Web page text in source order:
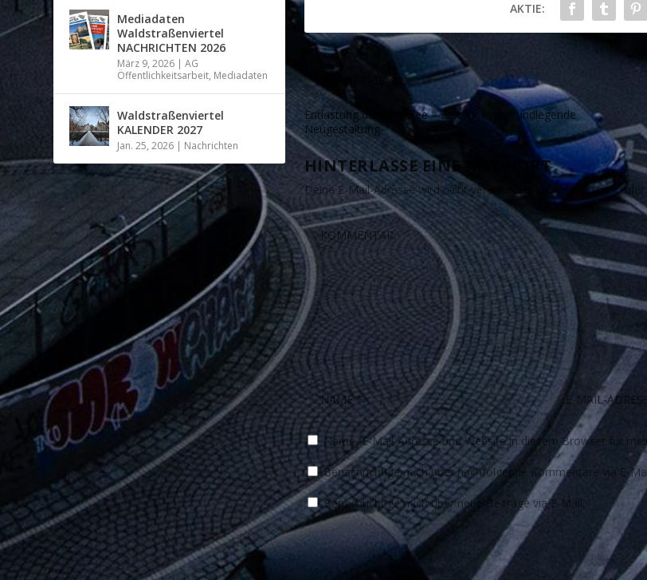
AKTIE:
Entlastung der Jahnallee – Zeit für eine grundlegende
Neugestaltung
HINTERLASSE EINE ANTWORT
Deine E-Mail-Adresse wird nicht veröffentlicht. Erforderliche
Name, E-Mail-Adresse und Website in diesem Browser für
Benachrichtige mich über nachfolgende Kommentare via E-
Benachrichtige mich über neue Beiträge via E-Mail.
Mediadaten
Waldstraßenviertel
NACHRICHTEN 2026
März 9, 2026 |AG
Öffentlichkeitsarbeit, Mediadaten
Waldstraßenviertel
KALENDER 2027
Jan. 25, 2026 | Nachrichten